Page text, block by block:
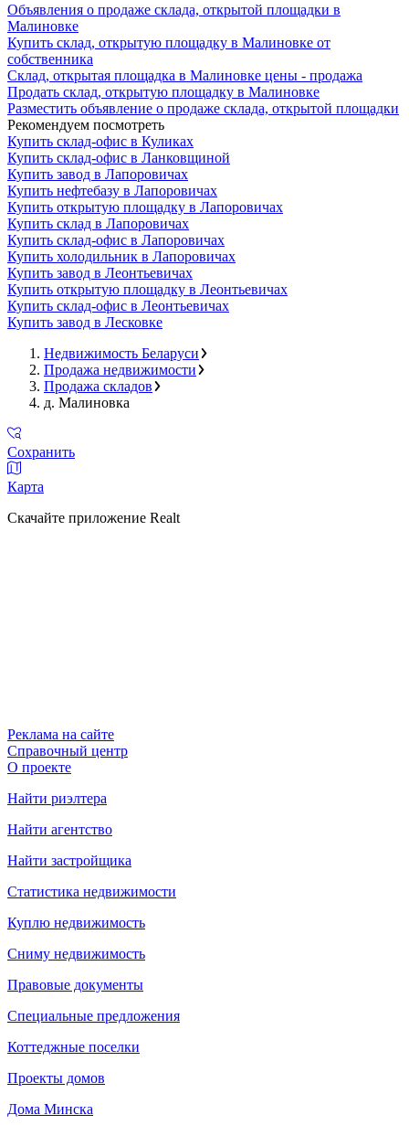
Объявления о продаже склада, открытой площадки в
Малиновке
Купить склад, открытую площадку в Малиновке от
собственника
Склад, открытая площадка в Малиновке цены - продажа
Продать склад, открытую площадку в Малиновке
Разместить объявление о продаже склада, открытой площадки
Рекомендуем посмотреть
Купить склад-офис в Куликах
Купить склад-офис в Ланковщиной
Купить завод в Лапоровичах
Купить нефтебазу в Лапоровичах
Купить открытую площадку в Лапоровичах
Купить склад в Лапоровичах
Купить склад-офис в Лапоровичах
Купить холодильник в Лапоровичах
Купить завод в Леонтьевичах
Купить открытую площадку в Леонтьевичах
Купить склад-офис в Леонтьевичах
Купить завод в Лесковке
Недвижимость Беларуси
Продажа недвижимости
Продажа складов
д. Малиновка
Сохранить
Карта
Скачайте приложение Realt
Реклама на сайте
Справочный центр
О проекте
Найти риэлтера
Найти агентство
Найти застройщика
Статистика недвижимости
Куплю недвижимость
Сниму недвижимость
Правовые документы
Специальные предложения
Коттеджные поселки
Проекты домов
Дома Минска